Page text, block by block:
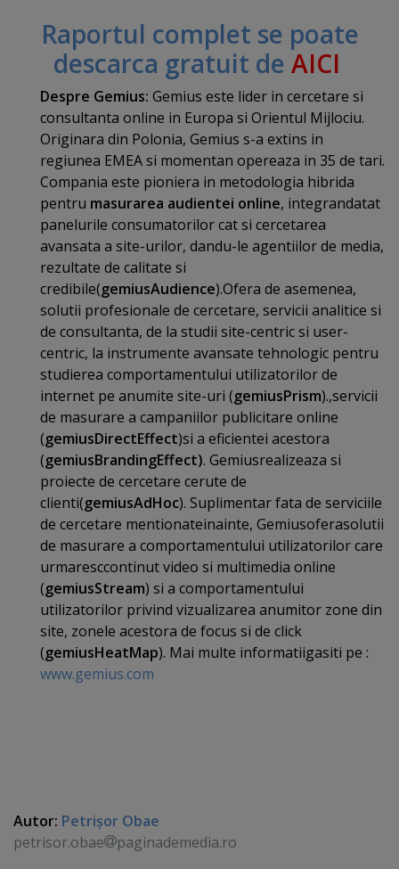
Raportul complet se poate
descarca gratuit de AICI
Despre Gemius: Gemius este lider in cercetare si
consultanta online in Europa si Orientul Mijlociu.
Originara din Polonia, Gemius s-a extins in
regiunea EMEA si momentan opereaza in 35 de tari.
Compania este pioniera in metodologia hibrida
pentru masurarea audientei online, integrandatat
panelurile consumatorilor cat si cercetarea
avansata a site-urilor, dandu-le agentiilor de media,
rezultate de calitate si
credibile(gemiusAudience).Ofera de asemenea,
solutii profesionale de cercetare, servicii analitice si
de consultanta, de la studii site-centric si user-
centric, la instrumente avansate tehnologic pentru
studierea comportamentului utilizatorilor de
internet pe anumite site-uri (gemiusPrism).,servicii
de masurare a campaniilor publicitare online
(gemiusDirectEffect)si a eficientei acestora
(gemiusBrandingEffect). Gemiusrealizeaza si
proiecte de cercetare cerute de
clienti(gemiusAdHoc). Suplimentar fata de serviciile
de cercetare mentionateinainte, Gemiusoferasolutii
de masurare a comportamentului utilizatorilor care
urmaresccontinut video si multimedia online
(gemiusStream) si a comportamentului
utilizatorilor privind vizualizarea anumitor zone din
site, zonele acestora de focus si de click
(gemiusHeatMap). Mai multe informatiigasiti pe :
www.gemius.com
Autor: Petrişor Obae
petrisor.obae
paginademedia.ro